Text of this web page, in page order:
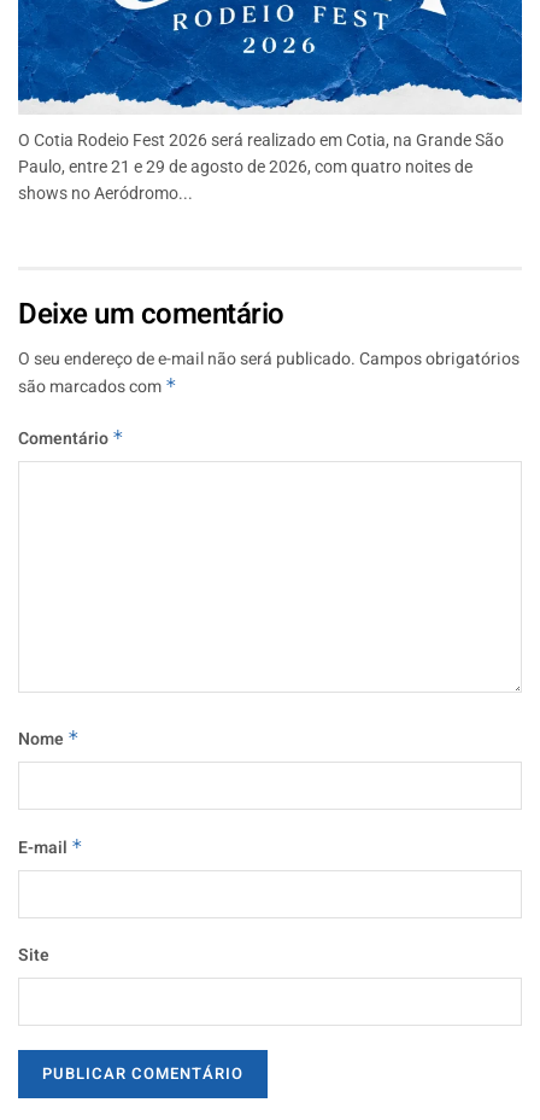
O Cotia Rodeio Fest 2026 será realizado em Cotia, na Grande São
Paulo, entre 21 e 29 de agosto de 2026, com quatro noites de
shows no Aeródromo...
Deixe um comentário
O seu endereço de e-mail não será publicado.Campos obrigatórios
são marcados com *
Comentário *
Nome *
E-mail *
Site